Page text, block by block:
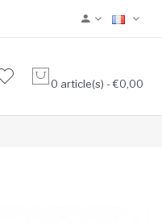
0 article(s) - €0,00